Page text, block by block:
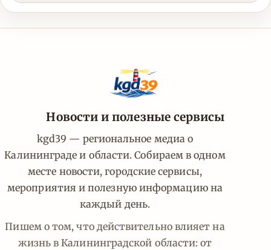
Новости и полезные сервисы
kgd39 — региональное медиа о
Калининграде и области. Собираем в одном
месте новости, городские сервисы,
мероприятия и полезную информацию на
каждый день.
Пишем о том, что действительно влияет на
жизнь в Калининградской области: от